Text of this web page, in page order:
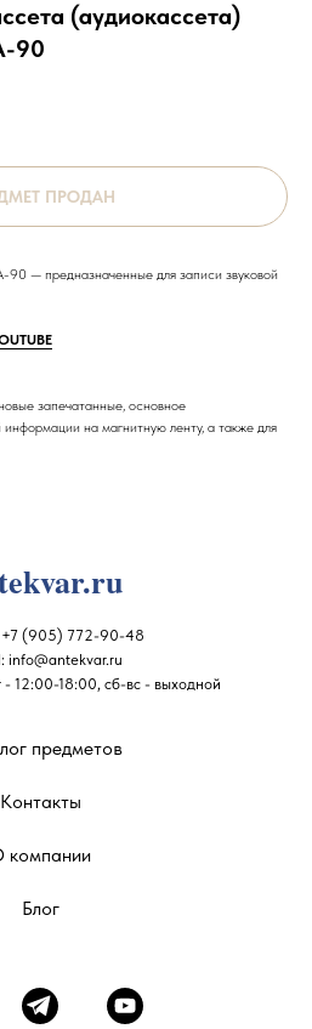
(аудиокассета)
90
90 — предназначенные для записи звуковой
запечатанные, основное
на магнитную ленту, а также для
+7 (905) 772-90-48
info@antekvar.ru
- 12:00-18:00, сб-вс - выходной
предметов
Блог
компании
Контакты